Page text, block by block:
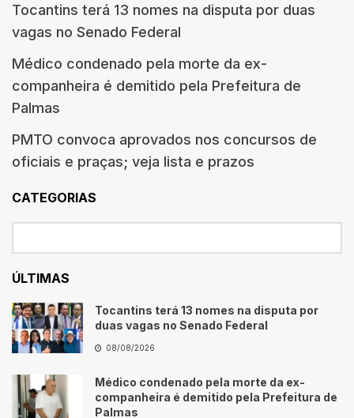
Tocantins terá 13 nomes na disputa por duas
vagas no Senado Federal
Médico condenado pela morte da ex-
companheira é demitido pela Prefeitura de
Palmas
PMTO convoca aprovados nos concursos de
oficiais e praças; veja lista e prazos
CATEGORIAS
ÚLTIMAS
Tocantins terá 13 nomes na disputa por
duas vagas no Senado Federal
08/08/2026
Médico condenado pela morte da ex-
companheira é demitido pela Prefeitura de
Palmas